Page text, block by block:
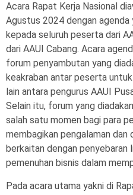
Acara Rapat Kerja Nasional
Agustus 2024 dengan agenda
kepada seluruh peserta dari
dari AAUI Cabang. Acara
forum penyambutan yang
keakraban antar peserta
lain antara pengurus AAUI
Selain itu, forum yang
salah satu momen bagi para
membagikan pengalaman dan
berkaitan dengan penyebaran
pemenuhan bisnis dalam
Pada acara utama yakni di